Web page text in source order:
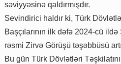
səviyyəsinə qaldırmışdır.
Sevindirici haldır ki, Türk
Başçılarının ilk dəfə 2024-cü
rəsmi Zirvə Görüşü təşəbbüsü
Bu gün Türk Dövlətləri